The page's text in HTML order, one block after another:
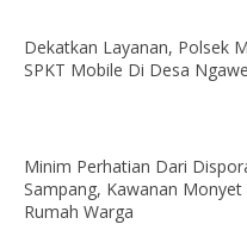
Dekatkan Layanan, Polsek
SPKT Mobile Di Desa
Minim Perhatian Dari
Sampang, Kawanan Monyet
Rumah Warga